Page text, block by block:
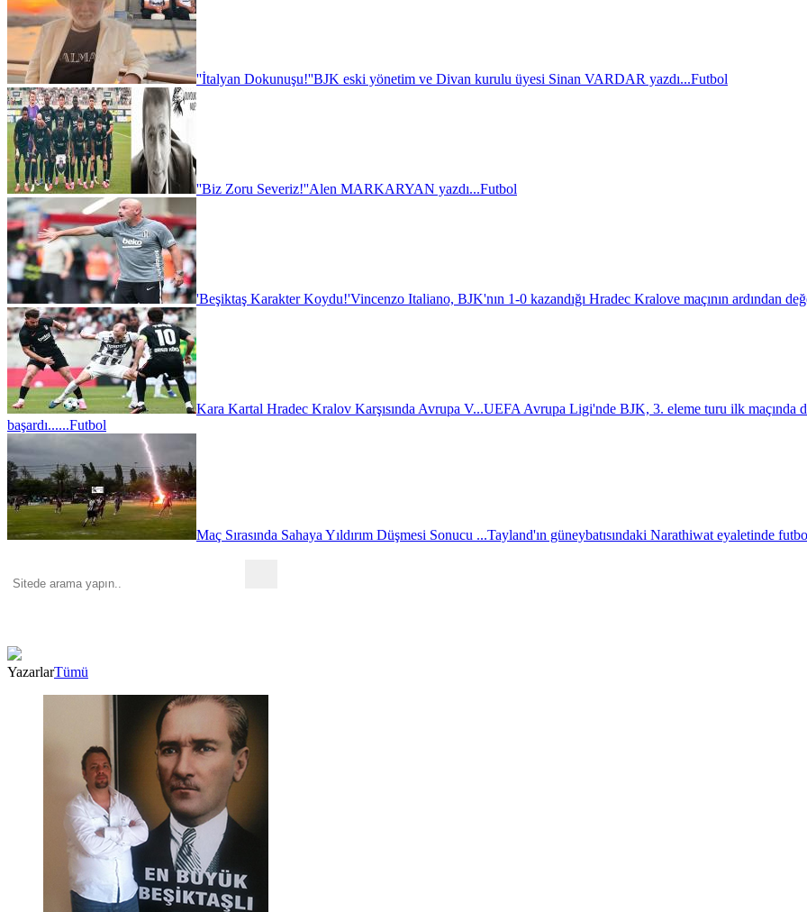
''İtalyan Dokunuşu!''BJK eski yönetim ve Divan kurulu üyesi Sinan VARDAR yazdı...Futbol
''Biz Zoru Severiz!''Alen MARKARYAN yazdı...Futbol
'Beşiktaş Karakter Koydu!'Vincenzo Italiano, BJK'nın 1-0 kazandığı Hradec Kralove maçının ardından
Kara Kartal Hradec Kralov Karşısında Avrupa V...UEFA Avrupa Ligi'nde BJK, 3. eleme turu ilk maçında
başardı......Futbol
Maç Sırasında Sahaya Yıldırım Düşmesi Sonucu ...Tayland'ın güneybatısındaki Narathiwat eyaletinde
YazarlarTümü